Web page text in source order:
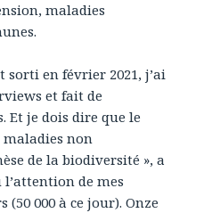
maladies
sorti en février 2021, j’ai
et fait de
Et je dois dire que le
non
de la biodiversité », a
de mes
000 à ce jour). Onze